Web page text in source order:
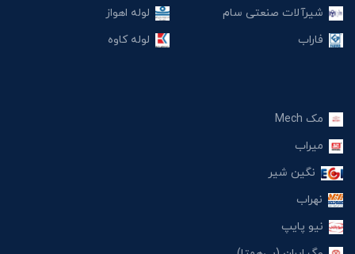
شیرآلات صنعتی سام
فاراب
لوله اهواز
لوله کاوه
مک Mech
میراب
نگین شیر
نهراب
نیو پایپ